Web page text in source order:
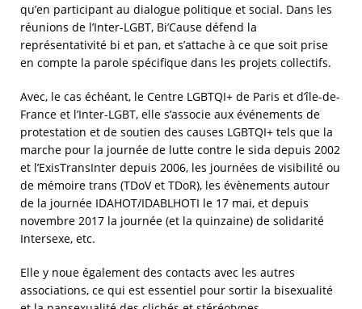
qu’en participant au dialogue politique et social. Dans les
réunions de l’Inter-LGBT, Bi’Cause défend la
représentativité bi et pan, et s’attache à ce que soit prise
en compte la parole spécifique dans les projets collectifs.
Avec, le cas échéant, le Centre LGBTQI+ de Paris et d’île-de-
France et l’Inter-LGBT, elle s’associe aux événements de
protestation et de soutien des causes LGBTQI+ tels que la
marche pour la journée de lutte contre le sida depuis 2002
et l’ExisTransInter depuis 2006, les journées de visibilité ou
de mémoire trans (TDoV et TDoR), les évènements autour
de la journée IDAHOT/IDABLHOTI le 17 mai, et depuis
novembre 2017 la journée (et la quinzaine) de solidarité
Intersexe, etc.
Elle y noue également des contacts avec les autres
associations, ce qui est essentiel pour sortir la bisexualité